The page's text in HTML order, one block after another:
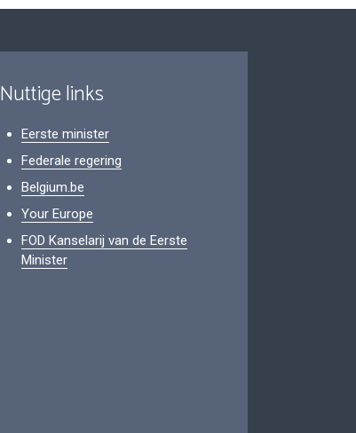
Nuttige links
Eerste minister
Federale regering
Belgium.be
Your Europe
FOD Kanselarij van de Eerste
Minister